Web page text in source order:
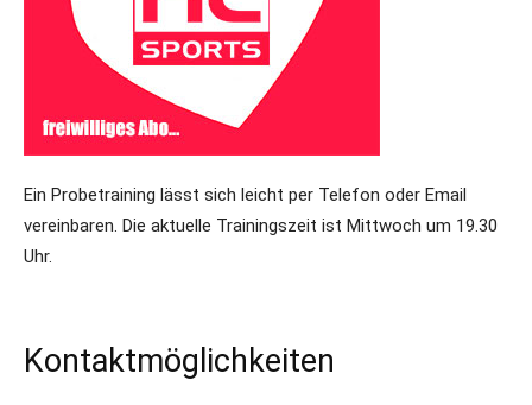
Ein Probetraining lässt sich leicht per Telefon oder Email
vereinbaren. Die aktuelle Trainingszeit ist Mittwoch um 19.30
Uhr.
Kontaktmöglichkeiten